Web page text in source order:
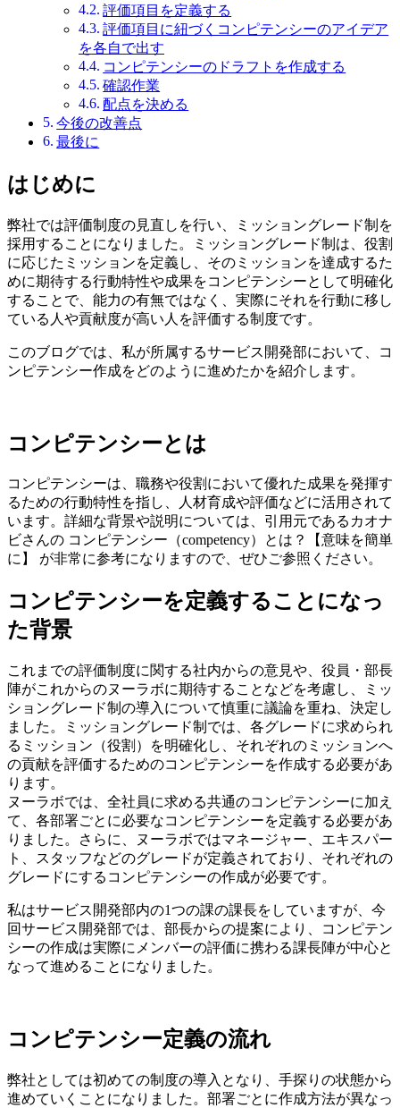
評価項目を定義する
評価項目に紐づくコンピテンシーのアイデア
を各自で出す
コンピテンシーのドラフトを作成する
確認作業
配点を決める
今後の改善点
最後に
はじめに
弊社では評価制度の見直しを行い、ミッショングレード制を
採用することになりました。ミッショングレード制は、役割
に応じたミッションを定義し、そのミッションを達成するた
めに期待する行動特性や成果をコンピテンシーとして明確化
することで、能力の有無ではなく、実際にそれを行動に移し
ている人や貢献度が高い人を評価する制度です。
このブログでは、私が所属するサービス開発部において、コ
ンピテンシー作成をどのように進めたかを紹介します。
コンピテンシーとは
コンピテンシーは、職務や役割において優れた成果を発揮す
るための行動特性を指し、人材育成や評価などに活用されて
います。詳細な背景や説明については、引用元であるカオナ
ビさんの コンピテンシー（competency）とは？【意味を簡単
に】 が非常に参考になりますので、ぜひご参照ください。
コンピテンシーを定義することになっ
た背景
これまでの評価制度に関する社内からの意見や、役員・部長
陣がこれからのヌーラボに期待することなどを考慮し、ミッ
ショングレード制の導入について慎重に議論を重ね、決定し
ました。ミッショングレード制では、各グレードに求められ
るミッション（役割）を明確化し、それぞれのミッションへ
の貢献を評価するためのコンピテンシーを作成する必要があ
ります。
ヌーラボでは、全社員に求める共通のコンピテンシーに加え
て、各部署ごとに必要なコンピテンシーを定義する必要があ
りました。さらに、ヌーラボではマネージャー、エキスパー
ト、スタッフなどのグレードが定義されており、それぞれの
グレードにするコンピテンシーの作成が必要です。
私はサービス開発部内の1つの課の課長をしていますが、今
回サービス開発部では、部長からの提案により、コンピテン
シーの作成は実際にメンバーの評価に携わる課長陣が中心と
なって進めることになりました。
コンピテンシー定義の流れ
弊社としては初めての制度の導入となり、手探りの状態から
進めていくことになりました。部署ごとに作成方法が異なっ